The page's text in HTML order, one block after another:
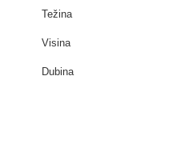
Težina
Visina
Dubina